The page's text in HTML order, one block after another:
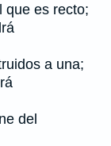
que es recto;
a una;
del